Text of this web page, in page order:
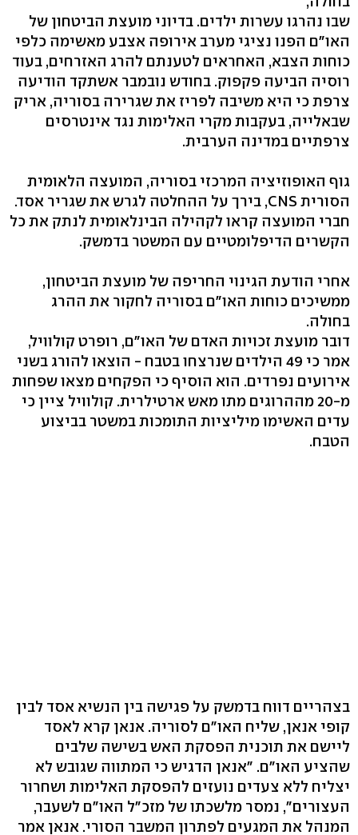
שבו נהרגו עשרות ילדים. בדיוני מועצת הביטחון של
האו"ם הפנו נציגי מערב אירופה אצבע מאשימה כלפי
כוחות הצבא, האחראים לטענתם להרג האזרחים, בעוד
רוסיה הביעה פקפוק. בחודש נובמבר אשתקד הודיעה
צרפת כי היא משיבה לפריז את שגרירה בסוריה, אריק
שבאלייה, בעקבות מקרי האלימות נגד אינטרסים
צרפתיים במדינה הערבית.
גוף האופוזיציה המרכזי בסוריה, המועצה הלאומית
הסורית CNS, בירך על ההחלטה לגרש את שגריר אסד.
חברי המועצה קראו לקהילה הבינלאומית לנתק את כל
הקשרים הדיפלומטיים עם המשטר בדמשק.
אחרי הודעת הגינוי החריפה של מועצת הביטחון,
ממשיכים כוחות האו"ם בסוריה לחקור את ההרג
בחולה.
דובר מועצת זכויות האדם של האו"ם, רופרט קולוויל,
אמר כי 49 הילדים שנרצחו בטבח - הוצאו להורג בשני
אירועים נפרדים. הוא הוסיף כי הפקחים מצאו שפחות
מ-20 מההרוגים מתו מאש ארטילרית. קולוויל ציין כי
עדים האשימו מיליציות התומכות במשטר בביצוע
הטבח.
בצהריים דווח בדמשק על פגישה בין הנשיא אסד לבין
קופי אנאן, שליח האו"ם לסוריה. אנאן קרא לאסד
ליישם את תוכנית הפסקת האש בשישה שלבים
שהציע האו"ם. "אנאן הדגיש כי המתווה שגובש לא
יצליח ללא צעדים נועזים להפסקת האלימות ושחרור
העצורים", נמסר מלשכתו של מזכ"ל האו"ם לשעבר,
המנהל את המגעים לפתרון המשבר הסורי. אנאן אמר